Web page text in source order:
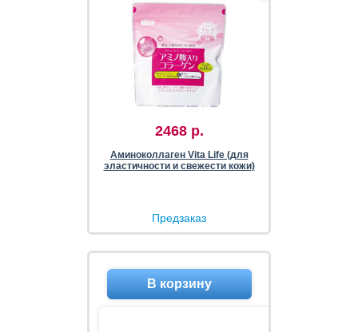
2468 р.
Аминоколлаген Vita Life (для
эластичности и свежести кожи)
Предзаказ